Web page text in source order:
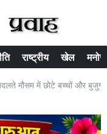
राष्ट्रीय खेल
मौसम में छोटे बच्चों और बुजुर्गों